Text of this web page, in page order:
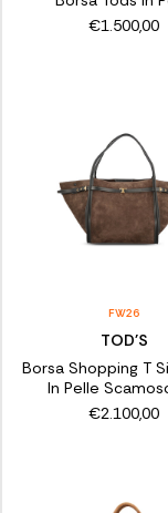
€1.500,00
FW26
TOD'S
Borsa Shopping T
In Pelle
€2.100,00